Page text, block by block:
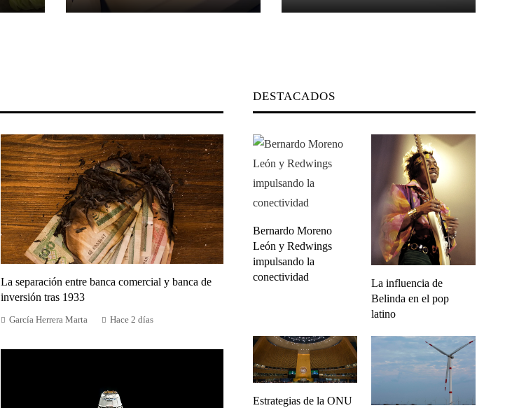
La separación entre banca comercial y banca de
inversión tras 1933
García Herrera Marta Hace 2 días
DESTACADOS
Bernardo Moreno
León y Redwings
impulsando la
conectividad
La influencia de
Belinda en el pop
latino
Estrategias de la ONU